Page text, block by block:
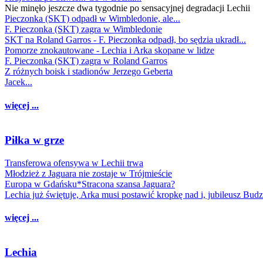
Nie minęło jeszcze dwa tygodnie po sensacyjnej degradacji Lechii
Pieczonka (SKT) odpadł w Wimbledonie, ale...
F. Pieczonka (SKT) zagra w Wimbledonie
SKT na Roland Garros - F. Pieczonka odpadł, bo sędzia ukradł...
Pomorze znokautowane - Lechia i Arka skopane w lidze
F. Pieczonka (SKT) zagra w Roland Garros
Z różnych boisk i stadionów Jerzego Geberta
Jacek...
więcej ...
Piłka w grze
Transferowa ofensywa w Lechii trwa
Młodzież z Jaguara nie zostaje w Trójmieście
Europa w Gdańsku*Stracona szansa Jaguara?
Lechia już świętuje, Arka musi postawić kropkę nad i, jubileusz
więcej ...
Lechia